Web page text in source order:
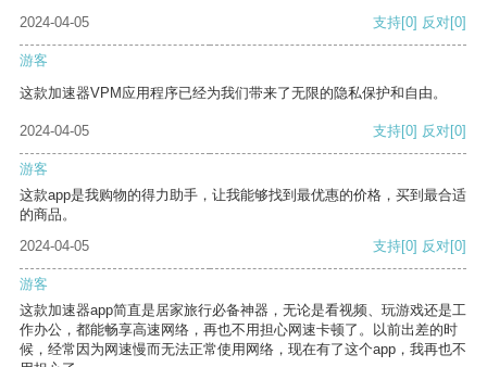
2024-04-05 支持[0] 反对[0]
游客
这款加速器VPM应用程序已经为我们带来了无限的隐私保护和自由。
2024-04-05 支持[0] 反对[0]
游客
这款app是我购物的得力助手，让我能够找到最优惠的价格，买到最合适
的商品。
2024-04-05
支持[0] 反对[0]
游客
这款加速器app简直是居家旅行必备神器，无论是看视频、玩游戏还是工
作办公，都能畅享高速网络，再也不用担心网速卡顿了。以前出差的时
候，经常因为网速慢而无法正常使用网络，现在有了这个app，我再也不